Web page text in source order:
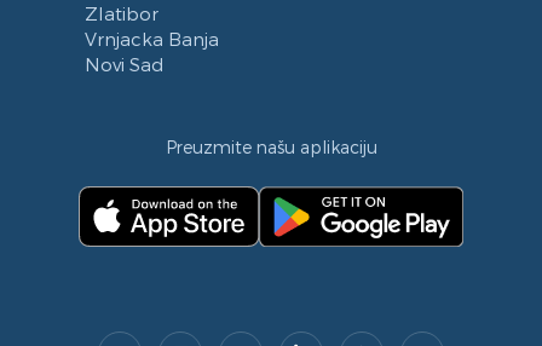
Zlatibor
Vrnjacka Banja
Novi Sad
Preuzmite našu aplikaciju